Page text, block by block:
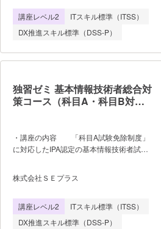
ラムの流れ 1. eラーニング上で科目A
試験対策を行い、学習条件をクリア 2.
6月/7月 または 12月/1月に開催される科目
A免除試験に合格で1年間「科目A試験免
除」 ・到達目標 科目A免除試
験合格相当の知識の習得 ・受
講にあたっての注意事項 ※科目A免除
制度とは 基本情報技術者試験の科目A
ミ上で学習条件をクリアし、事前に「科目
A免除試験」に合格すると、その後「1年
間」科目A試験を免除することができま
のみ受験となります。初めて受験される方
すすめです。 ※免除制度と試験の
詳細はIPA（情報処理推進機構）のWebペ
ージをご参照ください。
講座レベル2
ITスキル標準（ITSS）
DX推進スキル標準（DSS-P）
独習ゼミ 基本情報技術者総合対
策コース（科目A・科目B対策
・講座の内容 「科目A試験免除制度」
に対応したIPA認定の基本情報技術者試験
WEBテストで対策を行い、期中の科目A免
除試験に合格すれば、その後1年間の科目
験後は、科目B対策コンテンツで学習を行
います。 ・プログラムの流れ
株式会社ＳＥプラス
講座レベル2
ITスキル標準（ITSS）
DX推進スキル標準（DSS-P）